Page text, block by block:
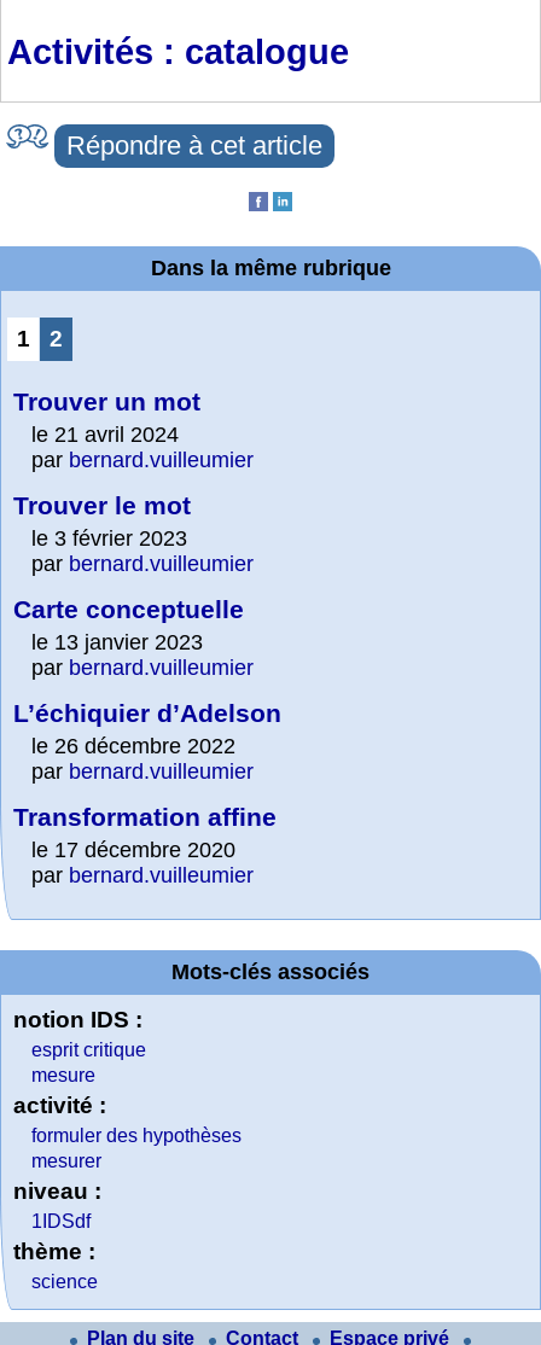
Activités : catalogue
Répondre à cet article
Dans la même rubrique
1 2
Trouver un mot
le 21 avril 2024
par bernard.vuilleumier
Trouver le mot
le 3 février 2023
par bernard.vuilleumier
Carte conceptuelle
le 13 janvier 2023
par bernard.vuilleumier
L’échiquier d’Adelson
le 26 décembre 2022
par bernard.vuilleumier
Transformation affine
le 17 décembre 2020
par bernard.vuilleumier
Mots-clés associés
notion IDS :
esprit critique
mesure
activité :
formuler des hypothèses
mesurer
niveau :
1IDSdf
thème :
science
Plan du site Contact Espace privé